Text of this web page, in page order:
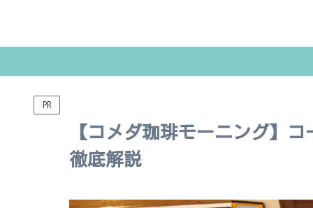
PR
【コメダ珈琲モーニング】
徹底解説